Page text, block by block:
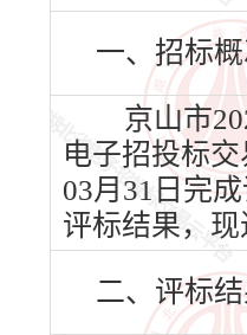
一、招标
京山市
电子招投标
03月31日完
评标结果，现
二、评标